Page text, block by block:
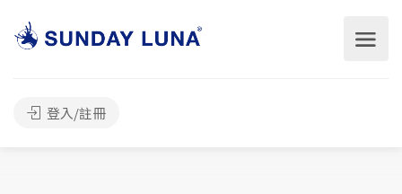
登入/註冊